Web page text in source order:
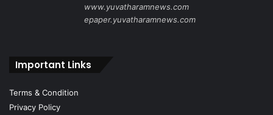
www.yuvatharamnews.com
epaper.yuvatharamnews.com
Important Links
Terms & Condition
Privacy Policy